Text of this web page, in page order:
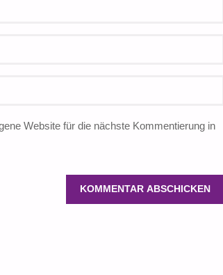
Website für die nächste Kommentierung in